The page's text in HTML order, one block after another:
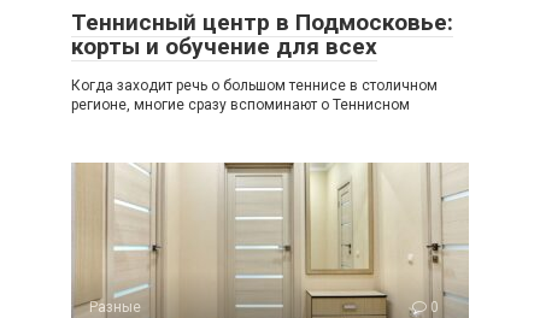
Теннисный центр в Подмосковье:
корты и обучение для всех
Когда заходит речь о большом теннисе в столичном
регионе, многие сразу вспоминают о Теннисном
Разные 0